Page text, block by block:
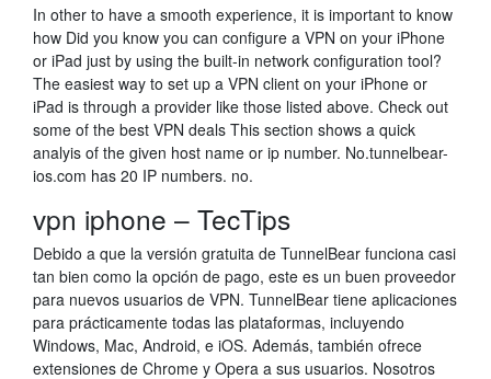
In other to have a smooth experience, it is important to know
how Did you know you can configure a VPN on your iPhone
or iPad just by using the built-in network configuration tool?
The easiest way to set up a VPN client on your iPhone or
iPad is through a provider like those listed above. Check out
some of the best VPN deals This section shows a quick
analyis of the given host name or ip number. No.tunnelbear-
ios.com has 20 IP numbers. no.
vpn iphone – TecTips
Debido a que la versión gratuita de TunnelBear funciona casi
tan bien como la opción de pago, este es un buen proveedor
para nuevos usuarios de VPN. TunnelBear tiene aplicaciones
para prácticamente todas las plataformas, incluyendo
Windows, Mac, Android, e iOS. Además, también ofrece
extensiones de Chrome y Opera a sus usuarios. Nosotros